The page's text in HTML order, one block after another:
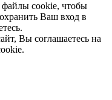
файлы cookie, чтобы
Ваш вход в
Вы соглашаетесь на